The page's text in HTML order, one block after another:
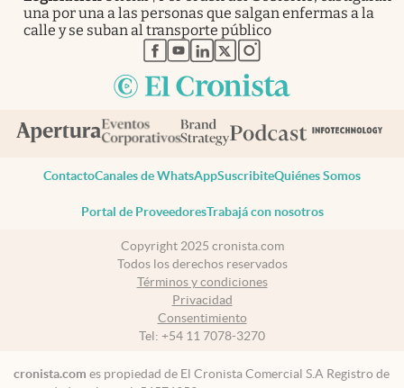
una por una a las personas que salgan enfermas a la
calle y se suban al transporte público
abre en nueva pestaña
abre en nueva pestaña
abre en nueva pestaña
abre en nueva pestaña
abre en nueva pestaña
ContactoCanales de WhatsAppSuscribiteQuiénes Somos
Portal de ProveedoresTrabajá con nosotros
Copyright 2025 cronista.com
Todos los derechos reservados
Términos y condiciones
Privacidad
Consentimiento
Tel: +54 11 7078-3270
cronista.com es propiedad de El Cronista Comercial S.A Registro de